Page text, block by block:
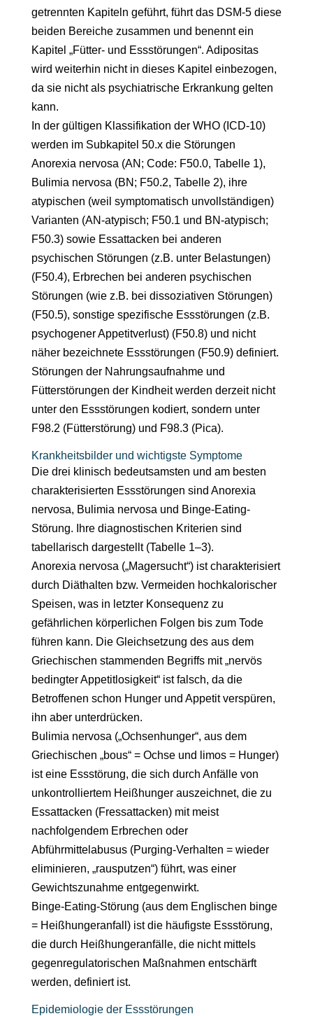
getrennten Kapiteln geführt, führt das DSM-5 diese
beiden Bereiche zusammen und benennt ein
Kapitel „Fütter- und Essstörungen“. Adipositas
wird weiterhin nicht in dieses Kapitel einbezogen,
da sie nicht als psychiatrische Erkrankung gelten
kann.
In der gültigen Klassifikation der WHO (ICD-10)
werden im Subkapitel 50.x die Störungen
Anorexia nervosa (AN; Code: F50.0, Tabelle 1),
Bulimia nervosa (BN; F50.2, Tabelle 2), ihre
atypischen (weil symptomatisch unvollständigen)
Varianten (AN-atypisch; F50.1 und BN-atypisch;
F50.3) sowie Essattacken bei anderen
psychischen Störungen (z.B. unter Belastungen)
(F50.4), Erbrechen bei anderen psychischen
Störungen (wie z.B. bei dissoziativen Störungen)
(F50.5), sonstige spezifische Essstörungen (z.B.
psychogener Appetitverlust) (F50.8) und nicht
näher bezeichnete Essstörungen (F50.9) definiert.
Störungen der Nahrungsaufnahme und
Fütterstörungen der Kindheit werden derzeit nicht
unter den Essstörungen kodiert, sondern unter
F98.2 (Fütterstörung) und F98.3 (Pica).
Krankheitsbilder und wichtigste Symptome
Die drei klinisch bedeutsamsten und am besten
charakterisierten Essstörungen sind Anorexia
nervosa, Bulimia nervosa und Binge-Eating-
Störung. Ihre diagnostischen Kriterien sind
tabellarisch dargestellt (Tabelle 1–3).
Anorexia nervosa („Magersucht“) ist charakterisiert
durch Diäthalten bzw. Vermeiden hochkalorischer
Speisen, was in letzter Konsequenz zu
gefährlichen körperlichen Folgen bis zum Tode
führen kann. Die Gleichsetzung des aus dem
Griechischen stammenden Begriffs mit „nervös
bedingter Appetitlosigkeit“ ist falsch, da die
Betroffenen schon Hunger und Appetit verspüren,
ihn aber unterdrücken.
Bulimia nervosa („Ochsenhunger“, aus dem
Griechischen „bous“ = Ochse und limos = Hunger)
ist eine Essstörung, die sich durch Anfälle von
unkontrolliertem Heißhunger auszeichnet, die zu
Essattacken (Fressattacken) mit meist
nachfolgendem Erbrechen oder
Abführmittelabusus (Purging-Verhalten = wieder
eliminieren, „rausputzen“) führt, was einer
Gewichtszunahme entgegenwirkt.
Binge-Eating-Störung (aus dem Englischen binge
= Heißhungeranfall) ist die häufigste Essstörung,
die durch Heißhungeranfälle, die nicht mittels
gegenregulatorischen Maßnahmen entschärft
werden, definiert ist.
Epidemiologie der Essstörungen